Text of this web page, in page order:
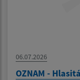
06.07.2026
OZNAM -